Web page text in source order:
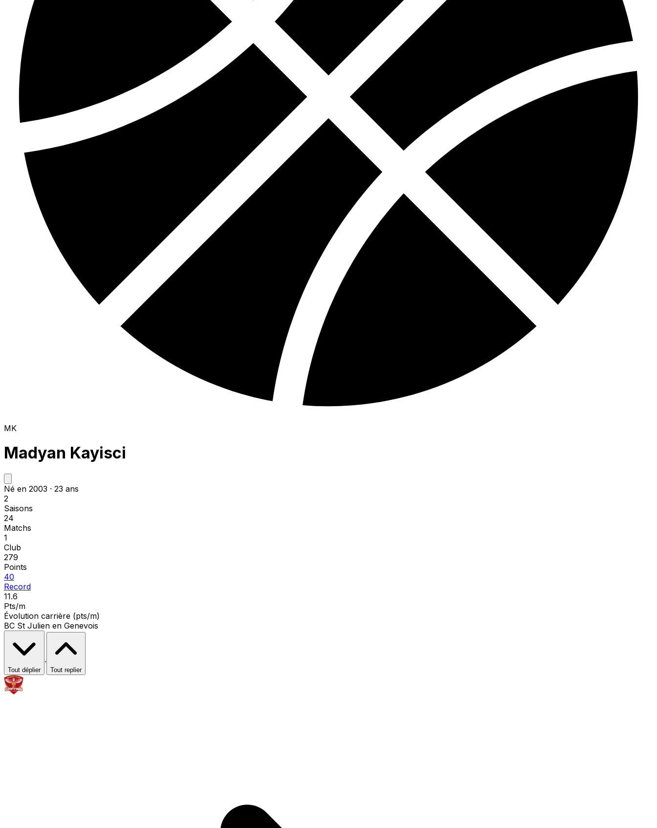
MK
Madyan Kayisci
Né en 2003 · 23 ans
2
Saisons
24
Matchs
1
Club
279
Points
40
Record
11.6
Pts/m
Évolution carrière (pts/m)
BC St Julien en Genevois
Tout déplier
·
Tout replier